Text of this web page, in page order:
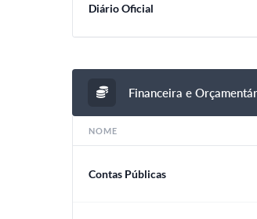
Diário Oficial
Financeira e
NOME
Contas Públicas